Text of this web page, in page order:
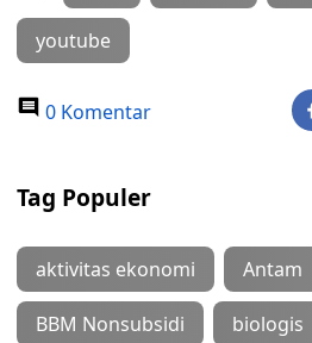
youtube
0 Komentar
Tag Populer
aktivitas ekonomi Antam
BBM Nonsubsidi biologis